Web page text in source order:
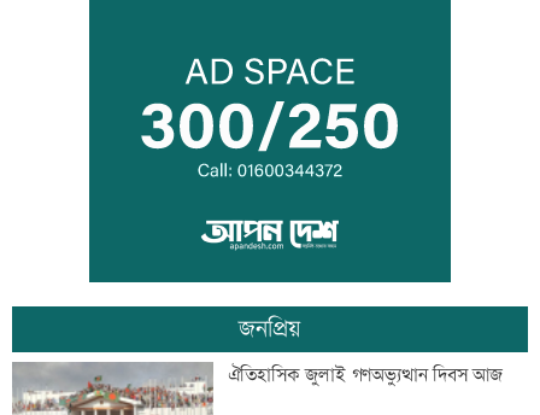
তরুণদের নেতৃত্বেই প্রযুক্তিনির্ভর উন্নয়ন হবে:
তথ্যপ্রযুক্তিমন্ত্রী
লক্ষ্মীপুর জেলা প্রশাসনের ১৪ কর্মকর্তা-
কর্মচারীর বিদায়ী সংবর্ধনা
সব শর্ত মেনে নিলে হরমুজ খুলবো: ইরান
জনপ্রিয়
ঐতিহাসিক জুলাই গণঅভ্যুত্থান দিবস আজ